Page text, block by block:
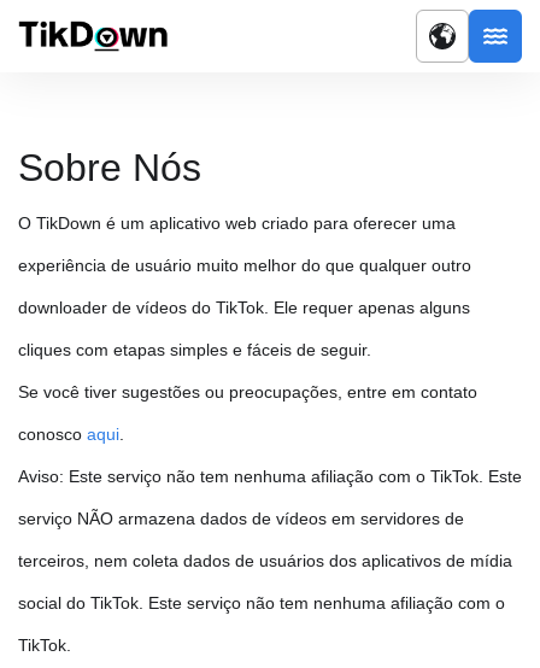
Sobre Nós
O TikDown é um aplicativo web criado para oferecer uma
experiência de usuário muito melhor do que qualquer outro
downloader de vídeos do TikTok. Ele requer apenas alguns
cliques com etapas simples e fáceis de seguir.
Se você tiver sugestões ou preocupações, entre em contato
conosco aqui
Aviso: Este serviço não tem nenhuma afiliação com o TikTok. Este
serviço NÃO armazena dados de vídeos em servidores de
terceiros, nem coleta dados de usuários dos aplicativos de mídia
social do TikTok. Este serviço não tem nenhuma afiliação com o
TikTok.